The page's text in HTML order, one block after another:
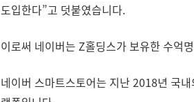
도입한다”고 덧붙였습니다.
이로써 네이버는 Z홀딩스가 보유한 수억
네이버 스마트스토어는 지난 2018년 국